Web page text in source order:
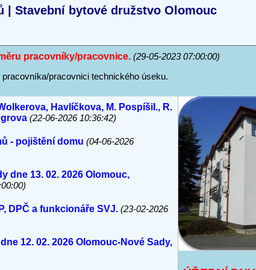
| Stavební bytové družstvo Olomouc
pracovníky/pracovnice. (29-05-2023 07:00:00)
pracovnici technického úseku.
Havlíčkova, M. Pospíšil., R.
(22-06-2026 10:36:42)
- pojištění domu (04-06-2026
dne 13. 02. 2026 Olomouc,
DPČ a funkcionáře SVJ. (23-02-2026
12. 02. 2026 Olomouc-Nové Sady,